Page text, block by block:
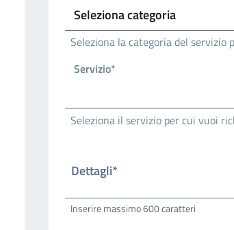
Seleziona la categoria del servizio
Servizio*
Seleziona il servizio per cui vuoi
Dettagli*
Inserire massimo 600 caratteri